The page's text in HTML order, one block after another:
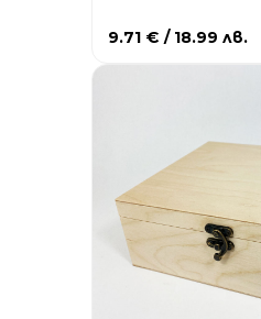
9.71 € / 18.99 лв.